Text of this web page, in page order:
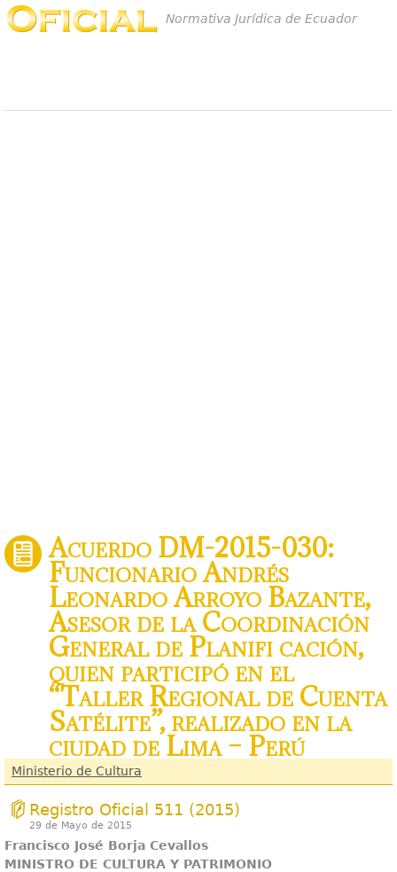
Normativa Jurídica de Ecuador
Acuerdo DM-2015-030:
Funcionario Andrés
Leonardo Arroyo Bazante,
Asesor de la Coordinación
General de Planifi cación,
quien participó en el
“Taller Regional de Cuenta
Satélite”, realizado en la
ciudad de Lima – Perú
Ministerio de Cultura
Registro Oficial 511 (2015)
29 de Mayo de 2015
Francisco José Borja Cevallos
MINISTRO DE CULTURA Y PATRIMONIO